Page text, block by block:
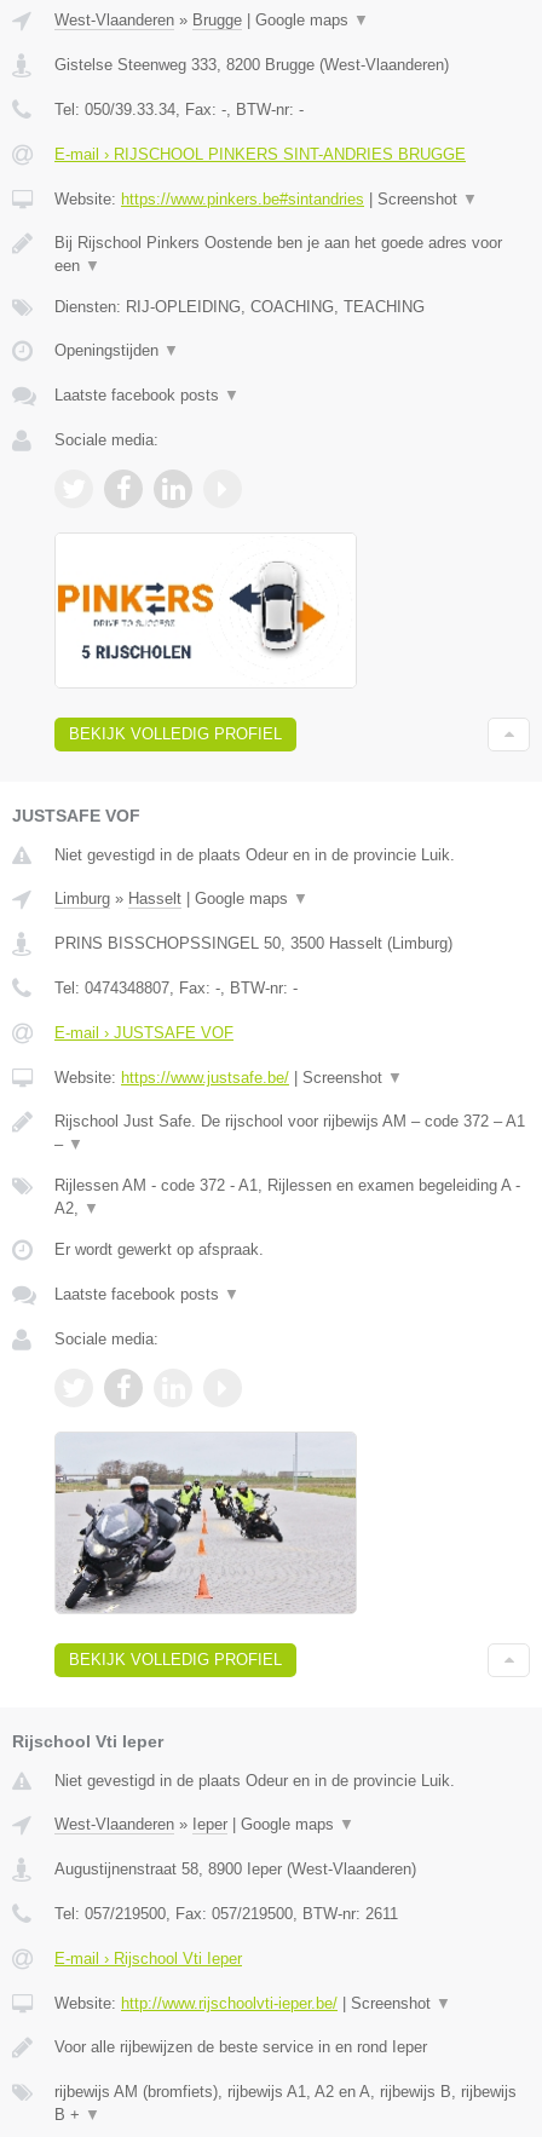
West-Vlaanderen » Brugge Google maps ▼
Gistelse Steenweg 333, 8200 Brugge (West-Vlaanderen)
Tel: 050/39.33.34, Fax: -, BTW-nr: -
E-mail › RIJSCHOOL PINKERS SINT-ANDRIES BRUGGE
Website: https://www.pinkers.be#sintandries Screenshot ▼
Bij Rijschool Pinkers Oostende ben je aan het goede adres voor
een ▼
Diensten: RIJ-OPLEIDING, COACHING, TEACHING
Openingstijden ▼
Laatste facebook posts ▼
Sociale media:
BEKIJK VOLLEDIG PROFIEL
JUSTSAFE VOF
Niet gevestigd in de plaats Odeur en in de provincie Luik.
Limburg » Hasselt Google maps ▼
PRINS BISSCHOPSSINGEL 50, 3500 Hasselt (Limburg)
Tel: 0474348807, Fax: -, BTW-nr: -
E-mail › JUSTSAFE VOF
Website: https://www.justsafe.be/ Screenshot ▼
Rijschool Just Safe. De rijschool voor rijbewijs AM – code 372 – A1
– ▼
Rijlessen AM - code 372 - A1, Rijlessen en examen begeleiding A -
A2, ▼
Er wordt gewerkt op afspraak.
Laatste facebook posts ▼
Sociale media:
BEKIJK VOLLEDIG PROFIEL
Rijschool Vti Ieper
Niet gevestigd in de plaats Odeur en in de provincie Luik.
West-Vlaanderen » Ieper Google maps ▼
Augustijnenstraat 58, 8900 Ieper (West-Vlaanderen)
Tel: 057/219500, Fax: 057/219500, BTW-nr: 2611
E-mail › Rijschool Vti Ieper
Website: http://www.rijschoolvti-ieper.be/ Screenshot ▼
Voor alle rijbewijzen de beste service in en rond Ieper
rijbewijs AM (bromfiets), rijbewijs A1, A2 en A, rijbewijs B, rijbewijs
B + ▼